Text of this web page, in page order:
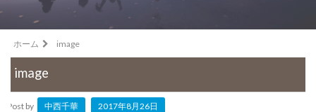
ホーム image
image
Post by 中西千華 2017年8月26日